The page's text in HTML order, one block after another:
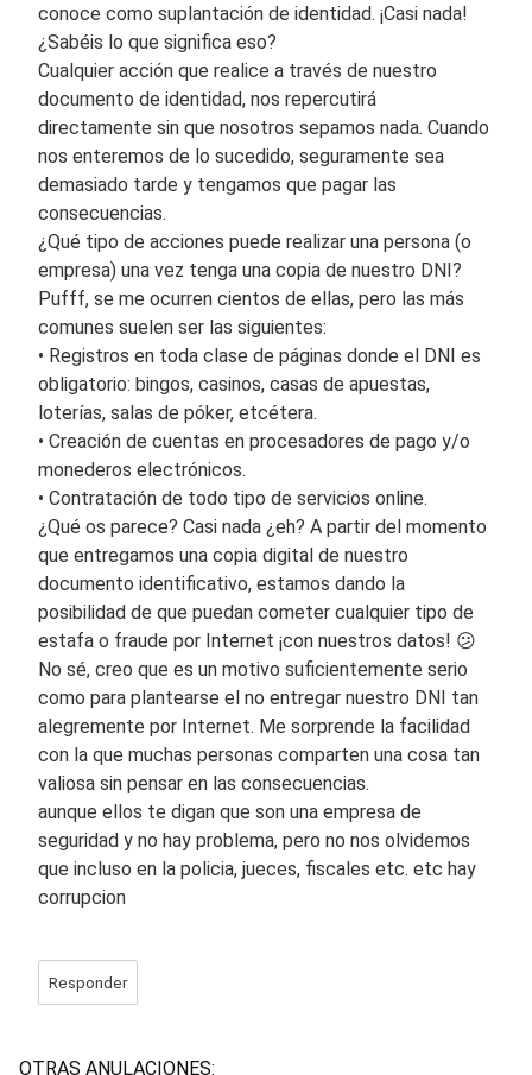
conoce como suplantación de identidad. ¡Casi nada!
¿Sabéis lo que significa eso?
Cualquier acción que realice a través de nuestro
documento de identidad, nos repercutirá
directamente sin que nosotros sepamos nada. Cuando
nos enteremos de lo sucedido, seguramente sea
demasiado tarde y tengamos que pagar las
consecuencias.
¿Qué tipo de acciones puede realizar una persona (o
empresa) una vez tenga una copia de nuestro DNI?
Pufff, se me ocurren cientos de ellas, pero las más
comunes suelen ser las siguientes:
• Registros en toda clase de páginas donde el DNI es
obligatorio: bingos, casinos, casas de apuestas,
loterías, salas de póker, etcétera.
• Creación de cuentas en procesadores de pago y/o
monederos electrónicos.
• Contratación de todo tipo de servicios online.
¿Qué os parece? Casi nada ¿eh? A partir del momento
que entregamos una copia digital de nuestro
documento identificativo, estamos dando la
posibilidad de que puedan cometer cualquier tipo de
estafa o fraude por Internet ¡con nuestros datos! 😕
No sé, creo que es un motivo suficientemente serio
como para plantearse el no entregar nuestro DNI tan
alegremente por Internet. Me sorprende la facilidad
con la que muchas personas comparten una cosa tan
valiosa sin pensar en las consecuencias.
aunque ellos te digan que son una empresa de
seguridad y no hay problema, pero no nos olvidemos
que incluso en la policia, jueces, fiscales etc. etc hay
corrupcion
Responder
OTRAS ANULACIONES: